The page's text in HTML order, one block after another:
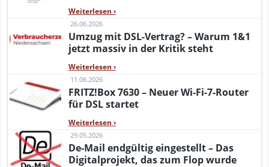
Weiterlesen ›
26.06.2026
Umzug mit DSL-Vertrag? – Warum 1&1
jetzt massiv in der Kritik steht
Weiterlesen ›
11.06.2026
FRITZ!Box 7630 – Neuer Wi-Fi-7-Router
für DSL startet
Weiterlesen ›
29.05.2026
De-Mail endgültig eingestellt – Das
Digitalprojekt, das zum Flop wurde